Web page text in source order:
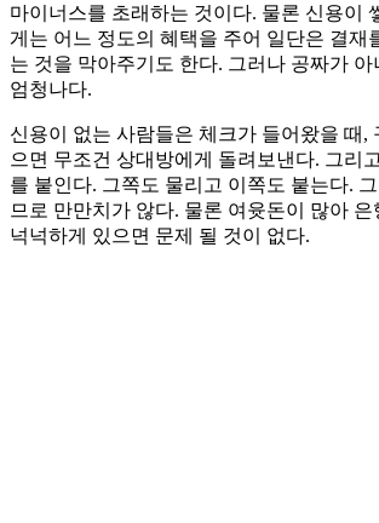
마이너스를 초래하는 것이다. 물론 신용이
게는 어느 정도의 혜택을 주어 일단은 결재
는 것을 막아주기도 한다. 그러나 공짜가
엄청나다.
신용이 없는 사람들은 체크가 들어왔을 때,
으면 무조건 상대방에게 돌려보낸다. 그리
를 붙인다. 그쪽도 물리고 이쪽도 붙는다.
므로 만만치가 않다. 물론 여윳돈이 많아
넉넉하게 있으면 문제 될 것이 없다.